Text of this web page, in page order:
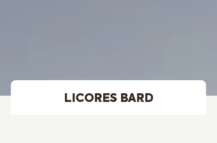
LICORES BARD